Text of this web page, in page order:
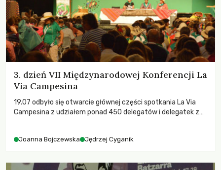
3. dzień VII Międzynarodowej Konferencji La
Via Campesina
19.07 odbyło się otwarcie głównej części spotkania La Via
Campesina z udziałem ponad 450 delegatów i delegatek z
Joanna Bojczewska Jędrzej Cyganik